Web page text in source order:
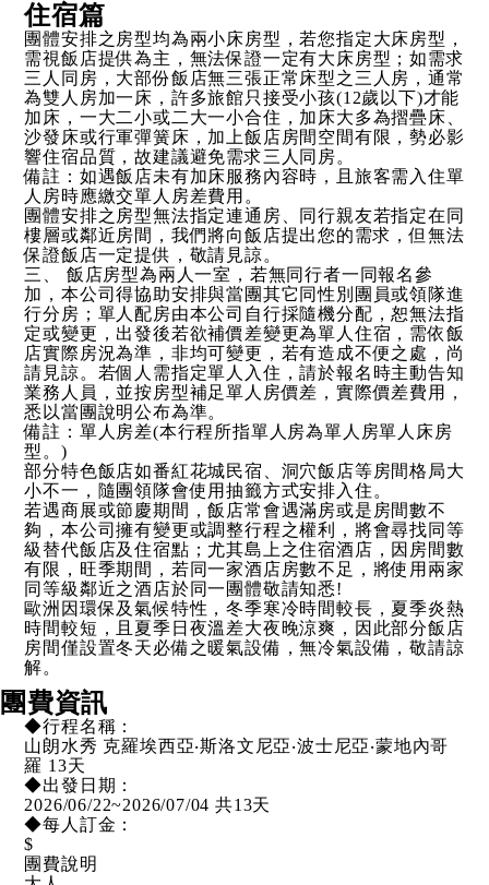
住宿篇
團體安排之房型均為兩小床房型，若您指定大床房型，
需視飯店提供為主，無法保證一定有大床房型；如需求
三人同房，大部份飯店無三張正常床型之三人房，通常
為雙人房加一床，許多旅館只接受小孩(12歲以下)才能
加床，一大二小或二大一小合住，加床大多為摺疊床、
沙發床或行軍彈簧床，加上飯店房間空間有限，勢必影
響住宿品質，故建議避免需求三人同房。
備註：如遇飯店未有加床服務內容時，且旅客需入住單
人房時應繳交單人房差費用。
團體安排之房型無法指定連通房、同行親友若指定在同
樓層或鄰近房間，我們將向飯店提出您的需求，但無法
保證飯店一定提供，敬請見諒。
三、 飯店房型為兩人一室，若無同行者一同報名參
加，本公司得協助安排與當團其它同性別團員或領隊進
行分房；單人配房由本公司自行採隨機分配，恕無法指
定或變更，出發後若欲補價差變更為單人住宿，需依飯
店實際房況為準，非均可變更，若有造成不便之處，尚
請見諒。若個人需指定單人入住，請於報名時主動告知
業務人員，並按房型補足單人房價差，實際價差費用，
悉以當團說明公布為準。
備註：單人房差(本行程所指單人房為單人房單人床房
型。)
部分特色飯店如番紅花城民宿、洞穴飯店等房間格局大
小不一，隨團領隊會使用抽籤方式安排入住。
若遇商展或節慶期間，飯店常會遇滿房或是房間數不
夠，本公司擁有變更或調整行程之權利，將會尋找同等
級替代飯店及住宿點；尤其島上之住宿酒店，因房間數
有限，旺季期間，若同一家酒店房數不足，將使用兩家
同等級鄰近之酒店於同一團體敬請知悉!
歐洲因環保及氣候特性，冬季寒冷時間較長，夏季炎熱
時間較短，且夏季日夜溫差大夜晚涼爽，因此部分飯店
房間僅設置冬天必備之暖氣設備，無冷氣設備，敬請諒
解。
團費資訊
◆行程名稱：
山朗水秀 克羅埃西亞‧斯洛文尼亞‧波士尼亞‧蒙地內哥
羅 13天
◆出發日期：
2026/06/22~2026/07/04 共13天
◆每人訂金：
$
團費說明